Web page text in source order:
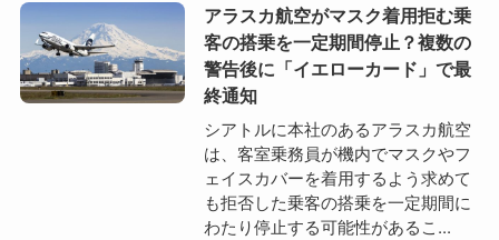
アラスカ航空がマスク着用拒む乗
客の搭乗を一定期間停止？複数の
警告後に「イエローカード」で最
終通知
シアトルに本社のあるアラスカ航空
は、客室乗務員が機内でマスクやフ
ェイスカバーを着用するよう求めて
も拒否した乗客の搭乗を一定期間に
わたり停止する可能性があるこ...